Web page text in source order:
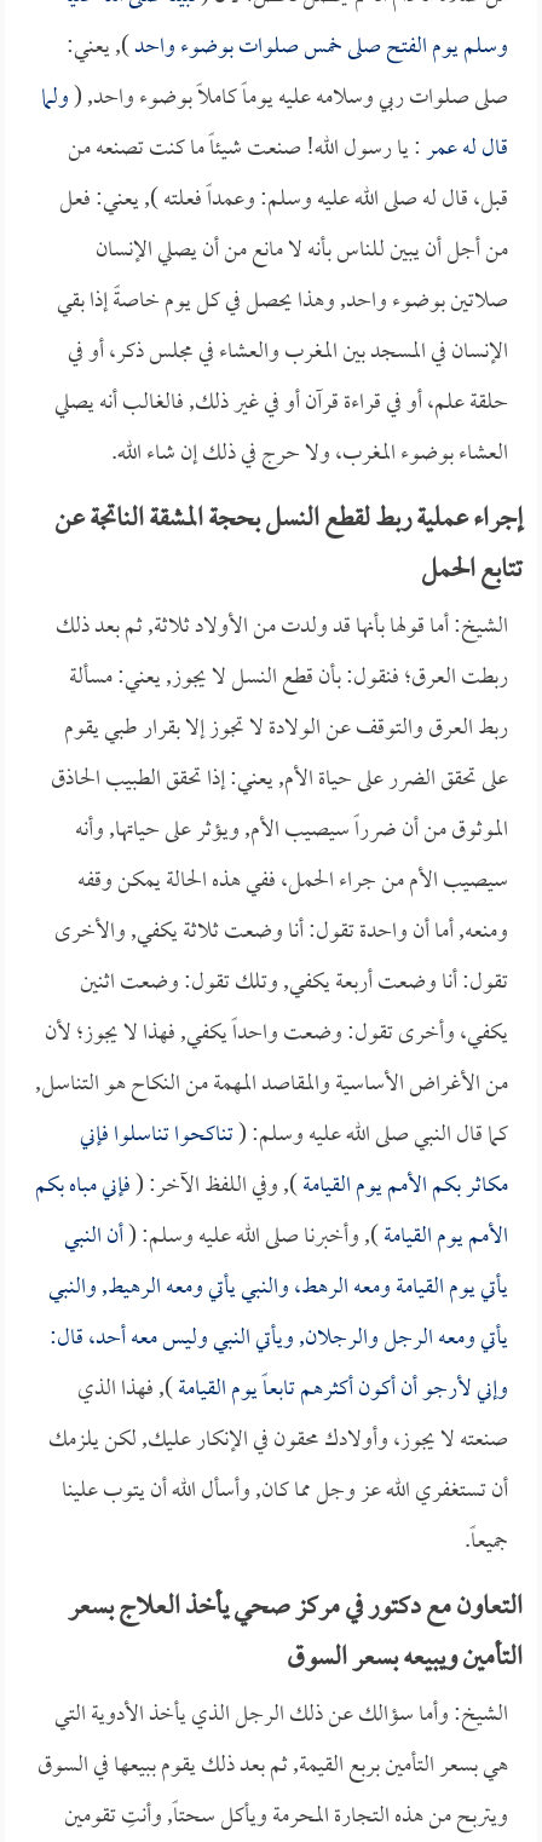
وسلم يوم الفتح صلى خمس صلوات بوضوء واحد), يعني:
صلى صلوات ربي وسلامه عليه يوماً كاملاً بوضوء واحد, (ولما
قال لهعمر: يا رسول الله! صنعت شيئاً ما كنت تصنعه من
قبل، قال له صلى الله عليه وسلم: وعمداً فعلته ), يعني: فعل
من أجل أن يبين للناس بأنه لا مانع من أن يصلي الإنسان
صلاتين بوضوء واحد, وهذا يحصل في كل يوم خاصةً إذا بقي
الإنسان في المسجد بين المغرب والعشاء في مجلس ذكر، أو في
حلقة علم، أو في قراءة قرآن أو في غير ذلك, فالغالب أنه يصلي
العشاء بوضوء المغرب، ولا حرج في ذلك إن شاء الله.
إجراء عملية ربط لقطع النسل بحجة المشقة الناتجة عن
تتابع الحمل
الشيخ: أما قولها بأنها قد ولدت من الأولاد ثلاثة, ثم بعد ذلك
ربطت العرق؛ فنقول: بأن قطع النسل لا يجوز, يعني: مسألة
ربط العرق والتوقف عن الولادة لا تجوز إلا بقرار طبي يقوم
على تحقق الضرر على حياة الأم, يعني: إذا تحقق الطبيب الحاذق
الموثوق من أن ضرراً سيصيب الأم, ويؤثر على حياتها, وأنه
سيصيب الأم من جراء الحمل، ففي هذه الحالة يمكن وقفه
ومنعه, أما أن واحدة تقول: أنا وضعت ثلاثة يكفي, والأخرى
تقول: أنا وضعت أربعة يكفي, وتلك تقول: وضعت اثنين
يكفي، وأخرى تقول: وضعت واحداً يكفي, فهذا لا يجوز؛ لأن
من الأغراض الأساسية والمقاصد المهمة من النكاح هو التناسل,
كما قال النبي صلى الله عليه وسلم: (تناكحوا تناسلوا فإني
مكاثر بكم الأمم يوم القيامة), وفي اللفظ الآخر: (فإني مباه بكم
الأمم يوم القيامة), وأخبرنا صلى الله عليه وسلم: (أن النبي
يأتي يوم القيامة ومعه الرهط، والنبي يأتي ومعه الرهيط, والنبي
يأتي ومعه الرجل والرجلان, ويأتي النبي وليس معه أحد، قال:
وإني لأرجو أن أكون أكثرهم تابعاً يوم القيامة), فهذا الذي
صنعته لا يجوز، وأولادك محقون في الإنكار عليك, لكن يلزمك
أن تستغفري الله عز وجل مما كان, وأسأل الله أن يتوب علينا
جميعاً.
التعاون مع دكتور في مركز صحي يأخذ العلاج بسعر
التأمين ويبيعه بسعر السوق
الشيخ: وأما سؤالك عن ذلك الرجل الذي يأخذ الأدوية التي
هي بسعر التأمين بربع القيمة, ثم بعد ذلك يقوم ببيعها في السوق
ويتربح من هذه التجارة المحرمة ويأكل سحتاً, وأنتِ تقومين